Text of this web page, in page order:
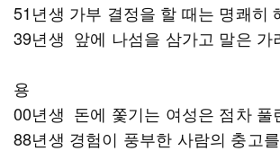
51년생 가부 결정을 할 때는 명쾌히
39년생 앞에 나섬을 삼가고 말은 가
용
00년생 돈에 쫓기는 여성은 점차 풀
88년생 경험이 풍부한 사람의 충고